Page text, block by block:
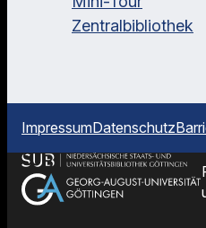
Zentralbibliothek
ImpressumDatenschutz